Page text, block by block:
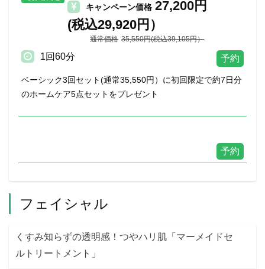
キャンペーン価格 27,200円
(税込29,920円）
35,550円(税込39,105円）
1回60分
ベーシック3回セット(通常35,550円）に初回限定で約7日分
のホームケア5点セットをプレゼント
フェイシャル
くすみ知らずの透明感！つやハリ肌「マーメイドセ
ルトリートメント」